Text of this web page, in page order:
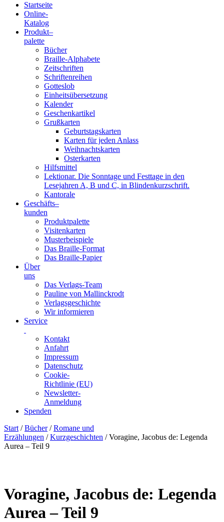
Blindenschrift-
Verlag
Druckerei
gGmbH
Startseite
Online-
Katalog
Produkt–
palette
Bücher
Braille-Alphabete
Zeitschriften
Schriftenreihen
Gotteslob
Einheitsübersetzung
Kalender
Geschenkartikel
Grußkarten
Geburtstagskarten
Karten für jeden Anlass
Weihnachtskarten
Osterkarten
Hilfsmittel
Lektionar. Die Sonntage und Festtage in den
Lesejahren A, B und C, in Blindenkurzschrift.
Kantorale
Geschäfts­–
kunden
Produktpalette
Visitenkarten
Musterbeispiele
Das Braille-Format
Das Braille-Papier
Über
uns
Das Verlags-Team
Pauline von Mallinckrodt
Verlagsgeschichte
Wir informieren
Service
Kontakt
Anfahrt
Impressum
Datenschutz
Cookie-
Richtlinie (EU)
Newsletter-
Anmeldung
Spenden
Skip
to
content
Start /Bücher/Romane und
Erzählungen /Kurzgeschichten / Voragine, Jacobus de: Legenda
Aurea – Teil 9
Voragine, Jacobus de: Legenda
Aurea – Teil 9